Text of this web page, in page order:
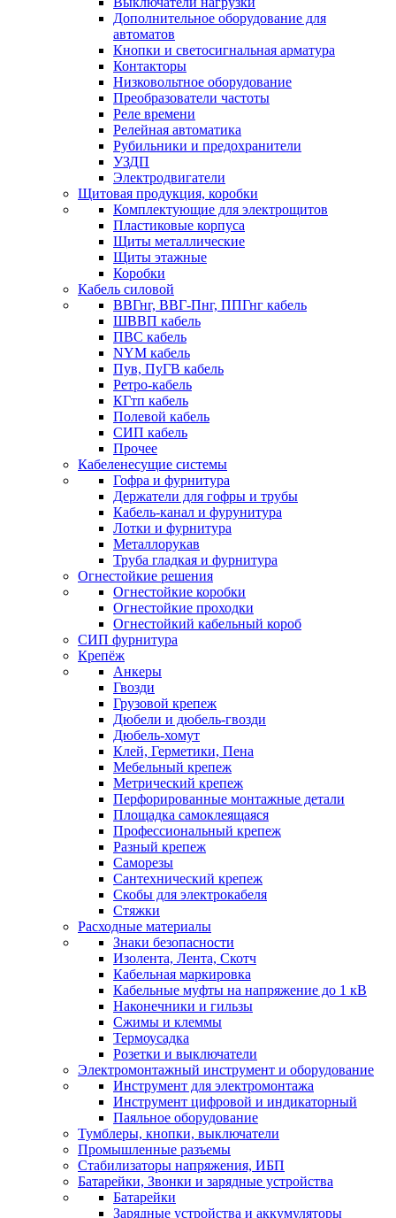
Дополнительное оборудование для
автоматов
Кнопки и светосигнальная арматура
Контакторы
Низковольтное оборудование
Преобразователи частоты
Реле времени
Релейная автоматика
Рубильники и предохранители
УЗДП
Электродвигатели
Щитовая продукция, коробки
Комплектующие для электрощитов
Пластиковые корпуса
Щиты металлические
Щиты этажные
Коробки
Кабель силовой
ВВГнг, ВВГ-Пнг, ППГнг кабель
ШВВП кабель
ПВС кабель
NYM кабель
Пув, ПуГВ кабель
Ретро-кабель
КГтп кабель
Полевой кабель
СИП кабель
Прочее
Кабеленесущие системы
Гофра и фурнитура
Держатели для гофры и трубы
Кабель-канал и фурунитура
Лотки и фурнитура
Металлорукав
Труба гладкая и фурнитура
Огнестойкие решения
Огнестойкие коробки
Огнестойкие проходки
Огнестойкий кабельный короб
СИП фурнитура
Крепёж
Анкеры
Гвозди
Грузовой крепеж
Дюбели и дюбель-гвозди
Дюбель-хомут
Клей, Герметики, Пена
Мебельный крепеж
Метрический крепеж
Перфорированные монтажные детали
Площадка самоклеящаяся
Профессиональный крепеж
Разный крепеж
Саморезы
Сантехнический крепеж
Скобы для электрокабеля
Стяжки
Расходные материалы
Знаки безопасности
Изолента, Лента, Скотч
Кабельная маркировка
Кабельные муфты на напряжение до 1 кВ
Наконечники и гильзы
Сжимы и клеммы
Термоусадка
Розетки и выключатели
Электромонтажный инструмент и оборудование
Инструмент для электромонтажа
Инструмент цифровой и индикаторный
Паяльное оборудование
Тумблеры, кнопки, выключатели
Промышленные разъемы
Стабилизаторы напряжения, ИБП
Батарейки, Звонки и зарядные устройства
Батарейки
Зарядные устройства и аккумуляторы